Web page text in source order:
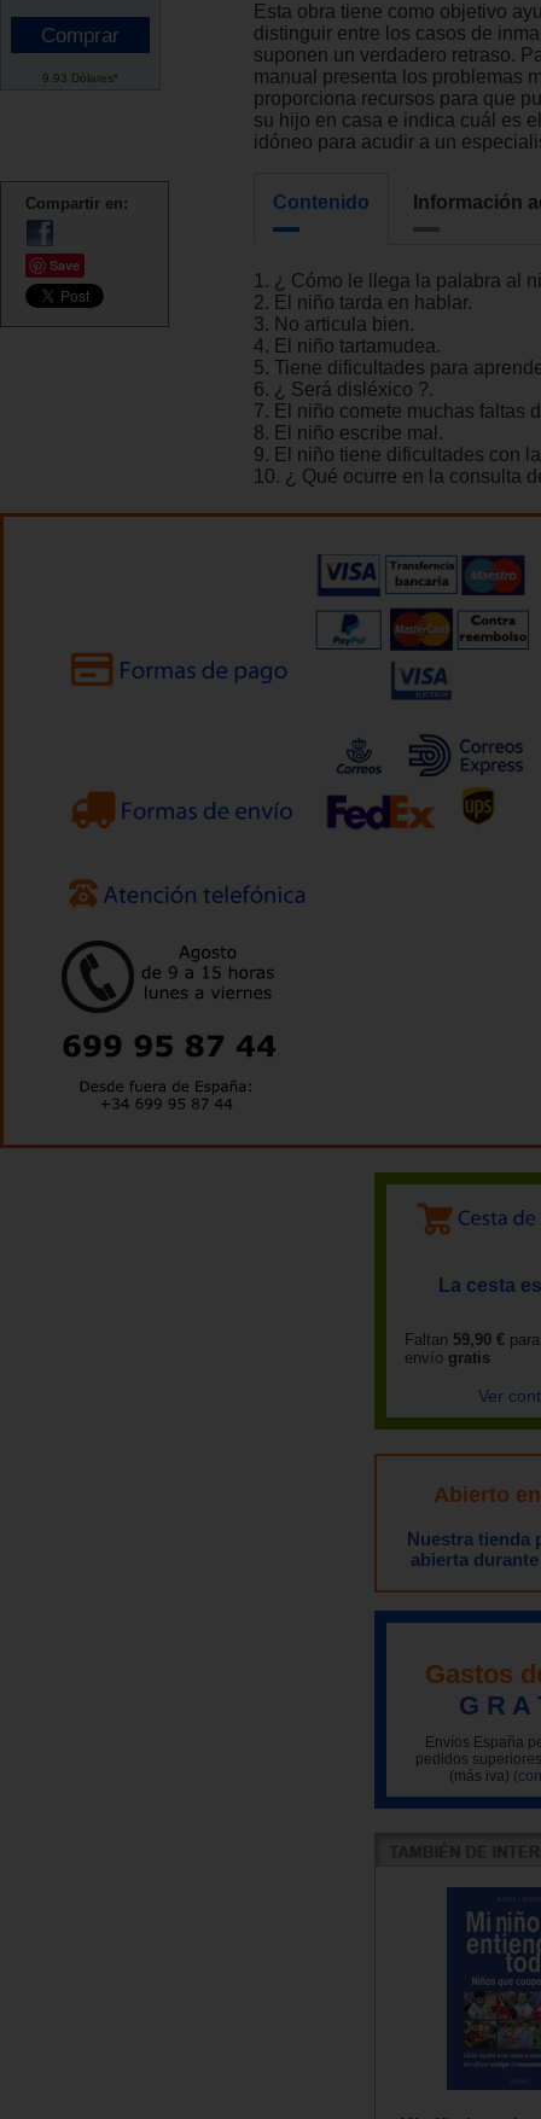
9.93 Dólares*
Compartir en:
Save
Esta obra tiene como objetivo
distinguir entre los casos de
suponen un verdadero retraso.
manual presenta los problemas
proporciona recursos para que
su hijo en casa e indica cuál es
idóneo para acudir a un
Contenido Información
1. ¿ Cómo le llega la palabra al
2. El niño tarda en hablar.
3. No articula bien.
4. El niño tartamudea.
5. Tiene dificultades para
6. ¿ Será disléxico ?.
7. El niño comete muchas faltas
8. El niño escribe mal.
9. El niño tiene dificultades con
10. ¿ Qué ocurre en la consulta
La cesta
Faltan 59,90 €
envío gratis
Ver
Abierto
Nuestra tienda
abierta
Gastos
G R A
Envíos España
pedidos
(más iva)